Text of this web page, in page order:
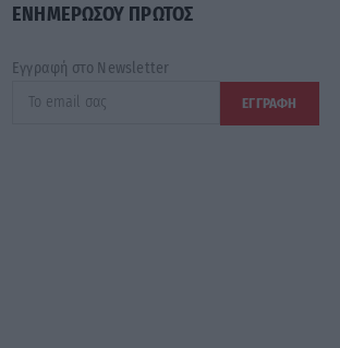
ΕΝΗΜΕΡΩΣΟΥ ΠΡΩΤΟΣ
Εγγραφή στο Newsletter